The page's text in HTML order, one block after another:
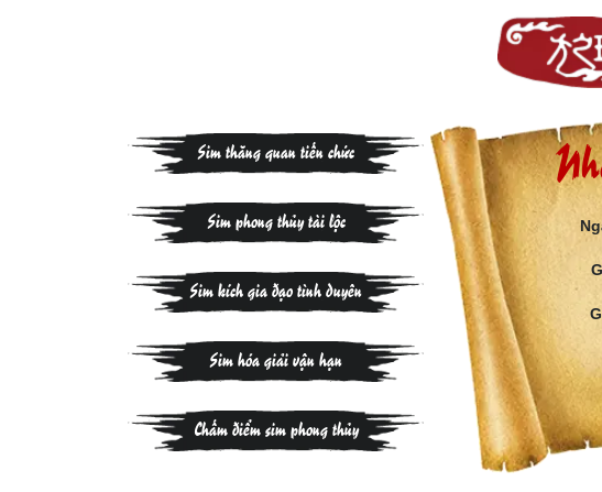
Sim thăng quan tiến chức
Sim phong thủy tài lộc
Sim kích gia đạo tình duyên
Sim hóa giải vận hạn
Chấm điểm sim phong thủy